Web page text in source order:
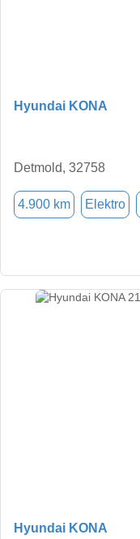
Hyundai KONA
Detmold, 32758
4.900 km Elektro
Hyundai KONA